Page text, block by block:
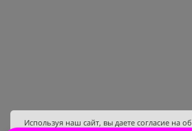
Используя наш сайт, вы даете согласие на